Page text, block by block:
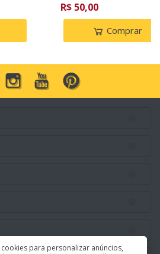
para personalizar anúncios,
R$ 50,00
Comprar